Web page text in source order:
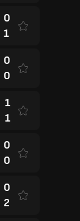
0
1
0
0
1
1
0
0
0
2